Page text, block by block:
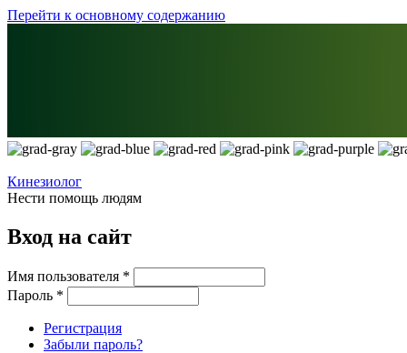
Перейти к основному содержанию
Кинезиолог
Нести помощь людям
Вход на сайт
Имя пользователя *
Пароль *
Регистрация
Забыли пароль?